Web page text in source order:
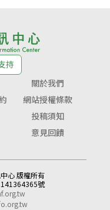
持
關於我們
網站授權條款
投稿須知
意見回饋
心 版權所有
號